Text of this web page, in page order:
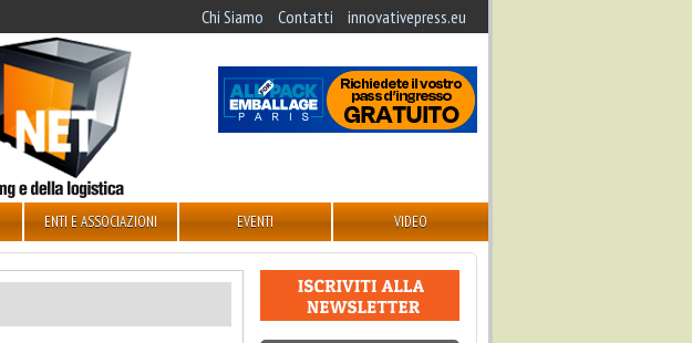
Chi Siamo Contatti innovativepress.eu
ENTI E ASSOCIAZIONI EVENTI VIDEO